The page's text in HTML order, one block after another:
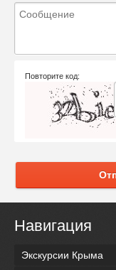
Повторите код:
Навигация
Экскурсии Крыма